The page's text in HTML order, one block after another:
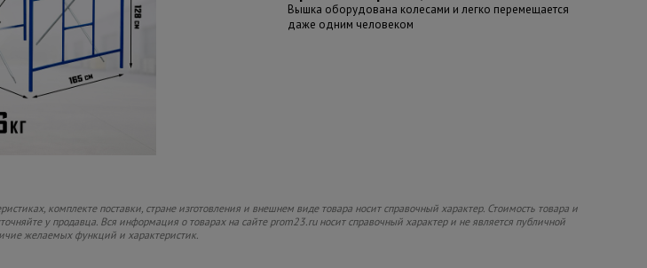
Вышка оборудована колесами и легко перемещается
даже одним человеком
комплекте поставки, стране изготовления и внешнем виде товара носит справочный характер. Стоимость товара и
у продавца. Вся информация о товарах на сайте prom23.ru носит справочный характер и не является публичной
желаемых функций и характеристик.